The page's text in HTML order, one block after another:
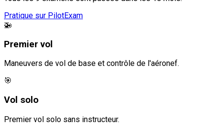
Pratique sur PilotExam
🚁
Premier vol
Maneuvers de vol de base et contrôle de l'aéronef.
🎯
Vol solo
Premier vol solo sans instructeur.